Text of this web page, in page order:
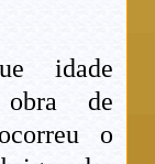
idade
obra de
o